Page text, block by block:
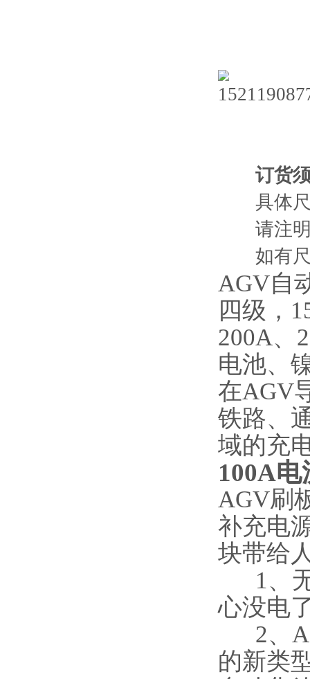
订货须
具体尺
请注明
如有尺
AGV自
四级，
200A、
电池、
在AGV
铁路、
域的充
100A
AGV刷
补充电
块带给
1、无
心没电
2、
的新类